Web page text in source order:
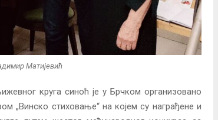
Матијевић
круга синоћ је у Брчком организовано
„Винско стиховање“ на којем су награђене и